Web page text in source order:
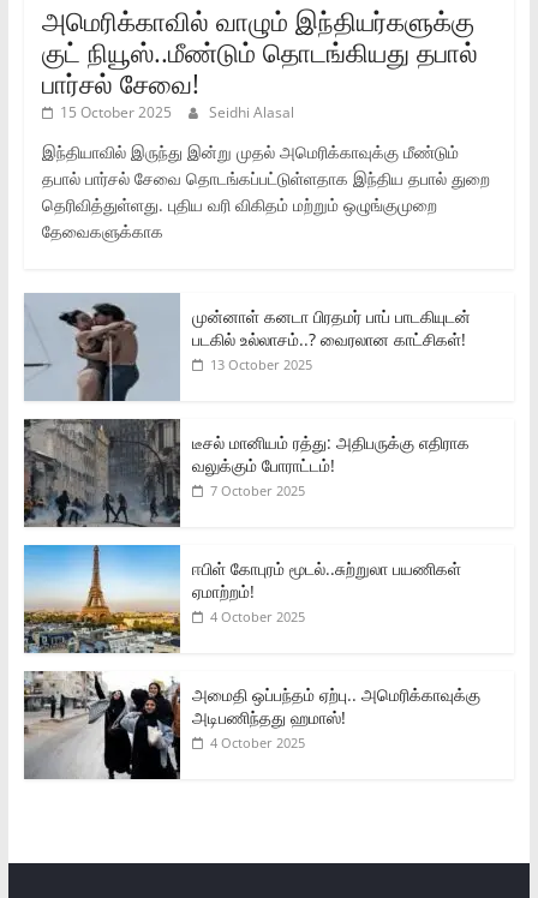
அமெரிக்காவில் வாழும் இந்தியர்களுக்கு
குட் நியூஸ்..மீண்டும் தொடங்கியது தபால்
பார்சல் சேவை!
15 October 2025 Seidhi Alasal
இந்தியாவில் இருந்து இன்று முதல் அமெரிக்காவுக்கு மீண்டும்
தபால் பார்சல் சேவை தொடங்கப்பட்டுள்ளதாக இந்திய தபால் துறை
தெரிவித்துள்ளது. புதிய வரி விகிதம் மற்றும் ஒழுங்குமுறை
தேவைகளுக்காக
முன்னாள் கனடா பிரதமர் பாப் பாடகியுடன்
படகில் உல்லாசம்..? வைரலான காட்சிகள்!
13 October 2025
டீசல் மானியம் ரத்து: அதிபருக்கு எதிராக
வலுக்கும் போராட்டம்!
7 October 2025
ஈபிள் கோபுரம் மூடல்..சுற்றுலா பயணிகள்
ஏமாற்றம்!
4 October 2025
அமைதி ஒப்பந்தம் ஏற்பு.. அமெரிக்காவுக்கு
அடிபணிந்தது ஹமாஸ்!
4 October 2025